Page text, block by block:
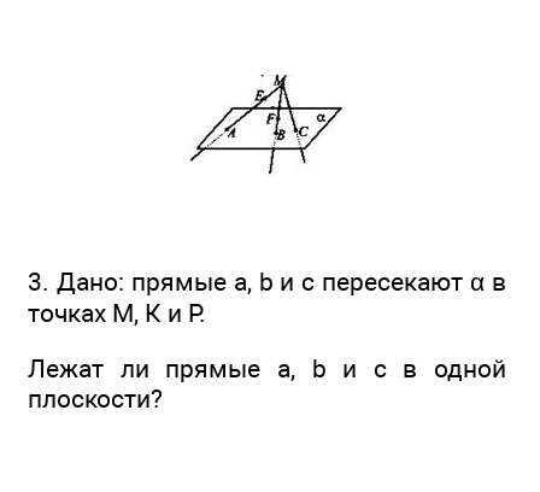
3. Дано: прямые а, b и с пересекают α в
точках М, К и Р.
Лежат ли прямые а, b и с в одной
плоскости?